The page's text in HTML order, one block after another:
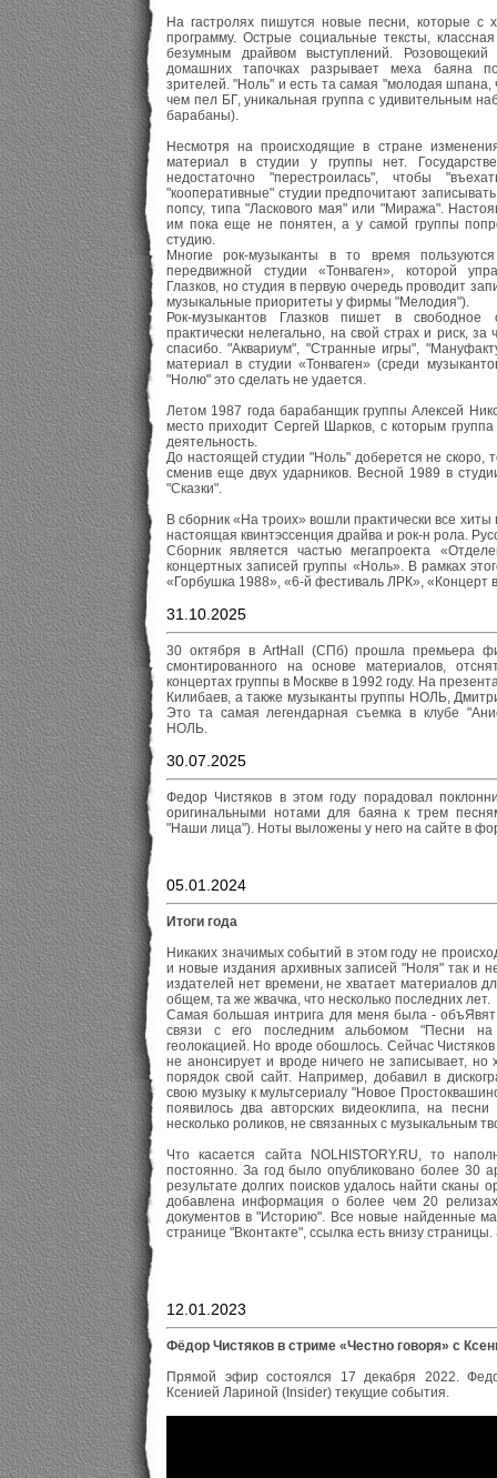
На гастролях пишутся новые песни, которые с
программу. Острые социальные тексты,
безумным драйвом выступлений.
домашних тапочках разрывает меха баяна
зрителей. "Ноль" и есть та самая "молодая шпана,
чем пел БГ, уникальная группа с удивительным
барабаны).
Несмотря на происходящие в стране
материал в студии у группы нет.
недостаточно "перестроилась", чтобы
"кооперативные" студии предпочитают
попсу, типа "Ласкового мая" или "Миража".
им пока еще не понятен, а у самой группы
студию.
Многие рок-музыканты в то время
передвижной студии «Тонваген», которой
Глазков, но студия в первую очередь проводит
музыкальные приоритеты у фирмы "Мелодия").
Рок-музыкантов Глазков пишет в
практически нелегально, на свой страх и риск, за
спасибо. "Аквариум", "Странные игры",
материал в студии «Тонваген» (среди
"Нолю" это сделать не удается.
Летом 1987 года барабанщик группы Алексей
место приходит Сергей Шарков, с которым
деятельность.
До настоящей студии "Ноль" доберется не скоро,
сменив еще двух ударников. Весной 1989 в
"Сказки".
В сборник «На троих» вошли практически все
настоящая квинтэссенция драйва и рок-н рола.
Сборник является частью мегапроекта
концертных записей группы «Ноль». В рамках
«Горбушка 1988», «6-й фестиваль ЛРК»,
31.10.2025
30 октября в ArtHall (СПб) прошла премьера
смонтированного на основе материалов,
концертах группы в Москве в 1992 году. На
Килибаев, а также музыканты группы НОЛЬ,
Это та самая легендарная съемка в клубе
НОЛЬ.
30.07.2025
Федор Чистяков в этом году порадовал
оригинальными нотами для баяна к трем
"Наши лица"). Ноты выложены у него на сайте в
05.01.2024
Итоги года
Никаких значимых событий в этом году не
и новые издания архивных записей "Ноля" так и
издателей нет времени, не хватает материалов
общем, та же жвачка, что несколько последних лет.
Самая большая интрига для меня была -
связи с его последним альбомом "Песни
геолокацией. Но вроде обошлось. Сейчас
не анонсирует и вроде ничего не записывает, но
порядок свой сайт. Например, добавил в
свою музыку к мультсериалу "Новое
появилось два авторских видеоклипа, на
несколько роликов, не связанных с музыкальным
Что касается сайта NOLHISTORY.RU, то
постоянно. За год было опубликовано более 30
результате долгих поисков удалось найти сканы
добавлена информация о более чем 20
документов в "Историю". Все новые найденные
странице "Вконтакте", ссылка есть внизу
12.01.2023
Фёдор Чистяков в стриме «Честно говоря» с
Прямой эфир состоялся 17 декабря 2022.
Ксенией Лариной (Insider) текущие события.